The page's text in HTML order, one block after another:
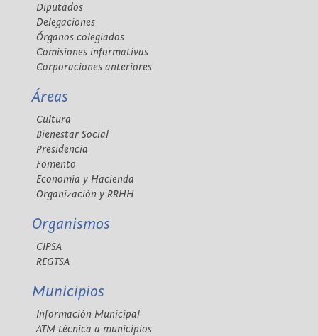
Diputados
Delegaciones
Órganos colegiados
Comisiones informativas
Corporaciones anteriores
Áreas
Cultura
Bienestar Social
Presidencia
Fomento
Economía y Hacienda
Organización y RRHH
Organismos
CIPSA
REGTSA
Municipios
Información Municipal
ATM técnica a municipios